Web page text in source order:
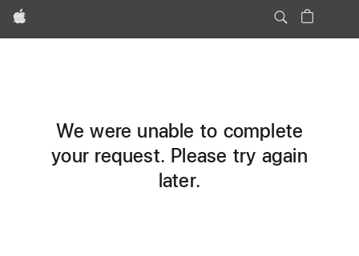
Apple
We were unable to complete
your request. Please try again
later.